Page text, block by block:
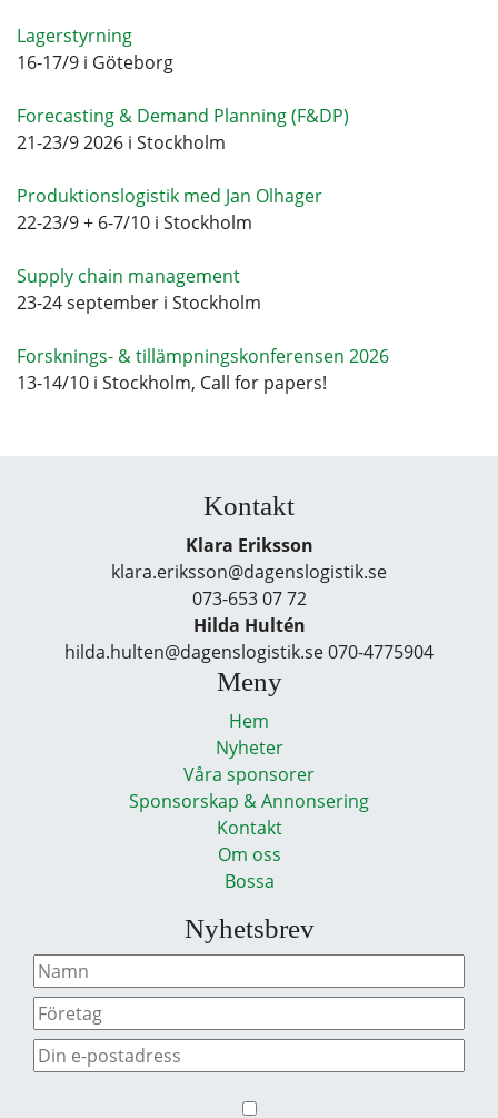
Lagerstyrning
16-17/9 i Göteborg
Forecasting & Demand Planning (F&DP)
21-23/9 2026 i Stockholm
Produktionslogistik med Jan Olhager
22-23/9 + 6-7/10 i Stockholm
Supply chain management
23-24 september i Stockholm
Forsknings- & tillämpningskonferensen 2026
13-14/10 i Stockholm, Call for papers!
Kontakt
Klara Eriksson
klara.eriksson@dagenslogistik.se
073-653 07 72
Hilda Hultén
hilda.hulten@dagenslogistik.se 070-4775904
Meny
Hem
Nyheter
Våra sponsorer
Sponsorskap & Annonsering
Kontakt
Om oss
Bossa
Nyhetsbrev